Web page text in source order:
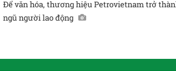
Để văn hóa, thương hiệu Petrovietnam trở
ngũ người lao động